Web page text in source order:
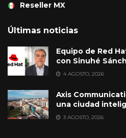
Reseller MX
Últimas noticias
Equipo de Red
con Sinuhé
4 AGOSTO, 2026
Axis
una ciudad
3 AGOSTO, 2026